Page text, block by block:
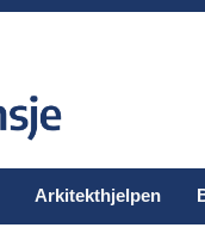
Arkitekthjelpen